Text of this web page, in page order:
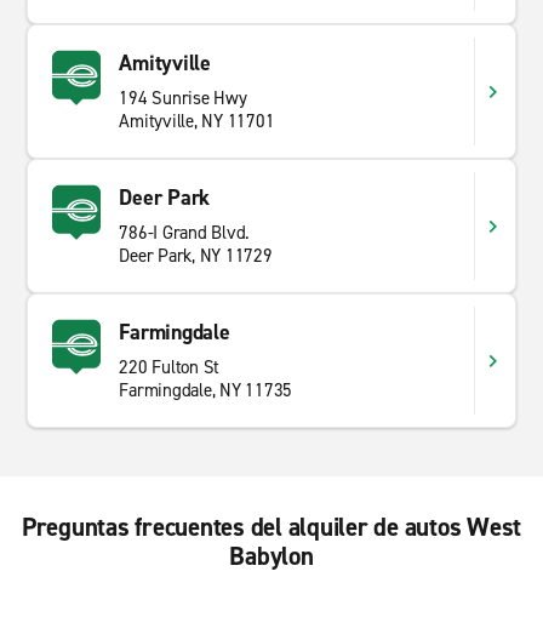
Amityville
194 Sunrise Hwy
Amityville, NY 11701
Deer Park
786-I Grand Blvd.
Deer Park, NY 11729
Farmingdale
220 Fulton St
Farmingdale, NY 11735
Preguntas frecuentes del alquiler de autos West
Babylon